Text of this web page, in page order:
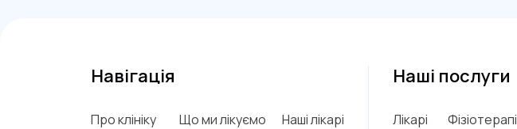
Навігація
Про клініку Що ми лікуємо
Наші лікарі
Наші послуги
Лікарі